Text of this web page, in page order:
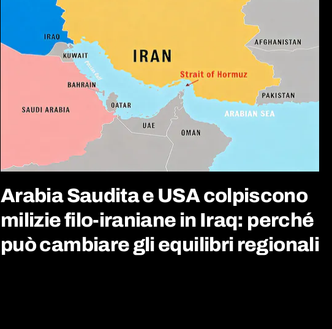
Arabia Saudita e USA colpiscono
milizie filo-iraniane in Iraq: perché
può cambiare gli equilibri regionali